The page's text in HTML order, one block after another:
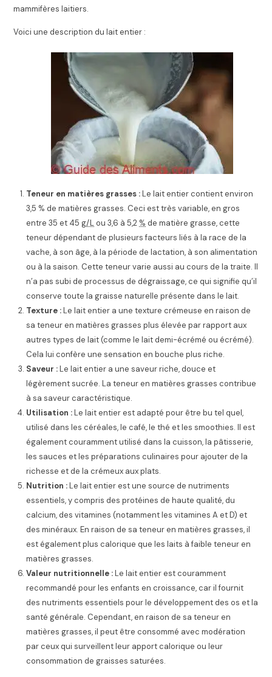
mammifères laitiers.
Voici une description du lait entier :
Teneur en matières grasses :Le lait entier contient environ
3,5 % de matières grasses. Ceci est très variable, en gros
entre 35 et 45 g/Lou 3,6 à 5,2% de matière grasse, cette
teneur dépendant de plusieurs facteurs liés à la race de la
vache, à son âge, à la période de lactation, à son alimentation
ou à la saison. Cette teneur varie aussi au cours de la traite. Il
n’a pas subi de processus de dégraissage, ce qui signifie qu’il
conserve toute la graisse naturelle présente dans le lait.
Texture :Le lait entier a une texture crémeuse en raison de
sa teneur en matières grasses plus élevée par rapport aux
autres types de lait (comme le lait demi-écrémé ou écrémé).
Cela lui confère une sensation en bouche plus riche.
Saveur :Le lait entier a une saveur riche, douce et
légèrement sucrée. La teneur en matières grasses contribue
à sa saveur caractéristique.
Utilisation :Le lait entier est adapté pour être bu tel quel,
utilisé dans les céréales, le café, le thé et les smoothies. Il est
également couramment utilisé dans la cuisson, la pâtisserie,
les sauces et les préparations culinaires pour ajouter de la
richesse et de la crémeux aux plats.
Nutrition :Le lait entier est une source de nutriments
essentiels, y compris des protéines de haute qualité, du
calcium, des vitamines (notamment les vitamines A et D) et
des minéraux. En raison de sa teneur en matières grasses, il
est également plus calorique que les laits à faible teneur en
matières grasses.
Valeur nutritionnelle :Le lait entier est couramment
recommandé pour les enfants en croissance, car il fournit
des nutriments essentiels pour le développement des os et la
santé générale. Cependant, en raison de sa teneur en
matières grasses, il peut être consommé avec modération
par ceux qui surveillent leur apport calorique ou leur
consommation de graisses saturées.